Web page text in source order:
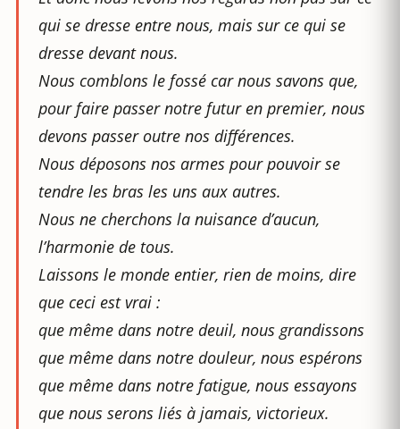
qui se dresse entre nous, mais sur ce qui se
dresse devant nous.
Nous comblons le fossé car nous savons que,
pour faire passer notre futur en premier, nous
devons passer outre nos différences.
Nous déposons nos armes pour pouvoir se
tendre les bras les uns aux autres.
Nous ne cherchons la nuisance d’aucun,
l’harmonie de tous.
Laissons le monde entier, rien de moins, dire
que ceci est vrai :
que même dans notre deuil, nous grandissons
que même dans notre douleur, nous espérons
que même dans notre fatigue, nous essayons
que nous serons liés à jamais, victorieux.